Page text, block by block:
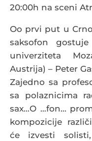
20:00h na sceni
Oo prvi put u
saksofon
univerziteta
Austrija) – Peter
Zajedno sa
sa polaznicima
sax…O …fon…
kompozicije
će izvesti